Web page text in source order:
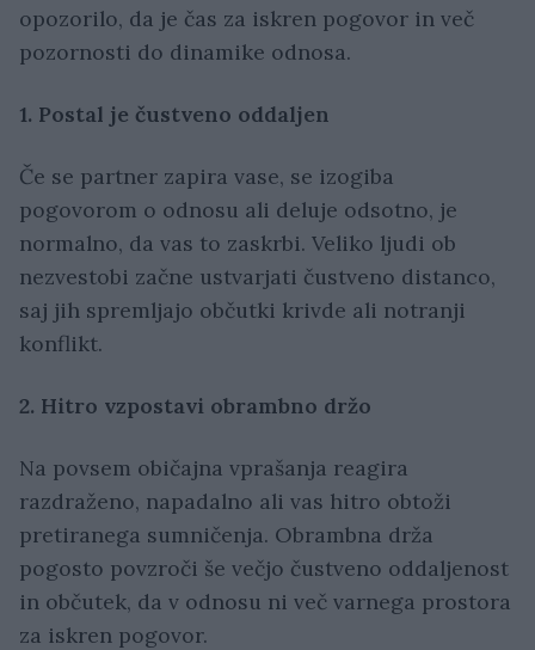
opozorilo, da je čas za iskren pogovor in več
pozornosti do dinamike odnosa.
1. Postal je čustveno oddaljen
Če se partner zapira vase, se izogiba
pogovorom o odnosu ali deluje odsotno, je
normalno, da vas to zaskrbi. Veliko ljudi ob
nezvestobi začne ustvarjati čustveno distanco,
saj jih spremljajo občutki krivde ali notranji
konflikt.
2. Hitro vzpostavi obrambno držo
Na povsem običajna vprašanja reagira
razdraženo, napadalno ali vas hitro obtoži
pretiranega sumničenja. Obrambna drža
pogosto povzroči še večjo čustveno oddaljenost
in občutek, da v odnosu ni več varnega prostora
za iskren pogovor.